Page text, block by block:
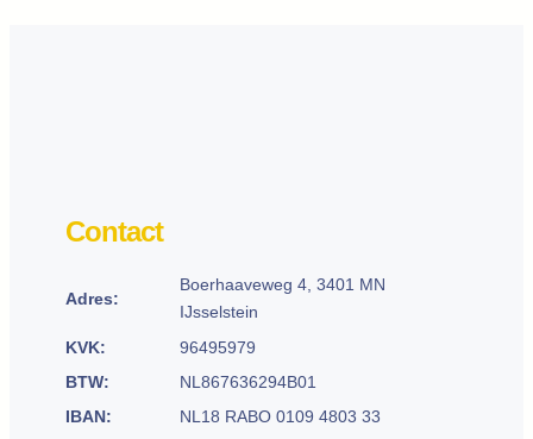
Contact
Adres:
Boerhaaveweg 4, 3401 MN
IJsselstein
KVK:
96495979
BTW:
NL867636294B01
IBAN:
NL18 RABO 0109 4803 33